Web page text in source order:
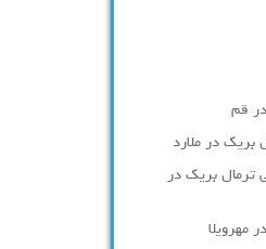
در قم
بریک در ملارد
ترمال بریک در
مهرویلا